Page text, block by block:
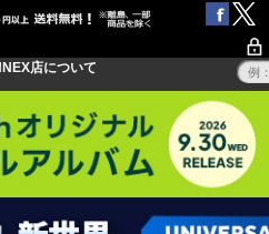
店について